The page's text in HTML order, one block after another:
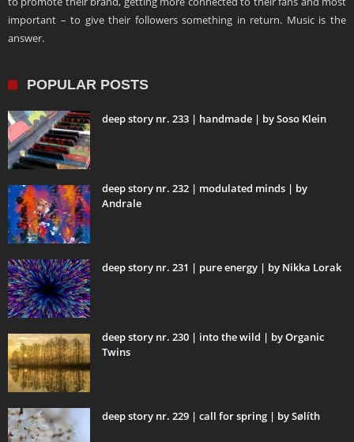
important – to give their followers something in return. Music is the
answer.
POPULAR POSTS
deep story nr. 233 | handmade | by Soso Klein
deep story nr. 232 | modulated minds | by
Andrale
deep story nr. 231 | pure energy | by Nikka Lorak
deep story nr. 230 | into the wild | by Organic
Twins
deep story nr. 229 | call for spring | by Sølíth